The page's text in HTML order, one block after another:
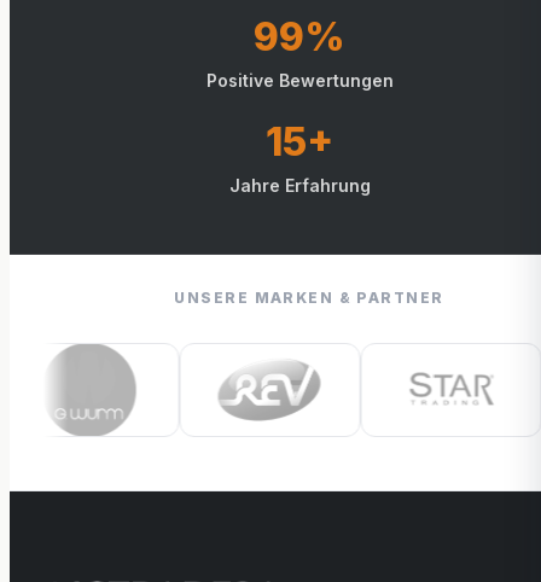
99%
Positive Bewertungen
15+
Jahre Erfahrung
UNSERE MARKEN & PARTNER